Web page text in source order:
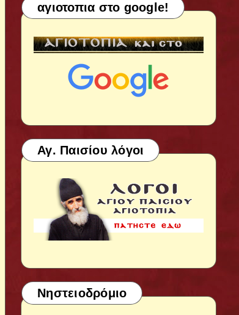
αγιοτοπια στο google!
Αγ. Παισίου λόγοι
Νηστειοδρόμιο